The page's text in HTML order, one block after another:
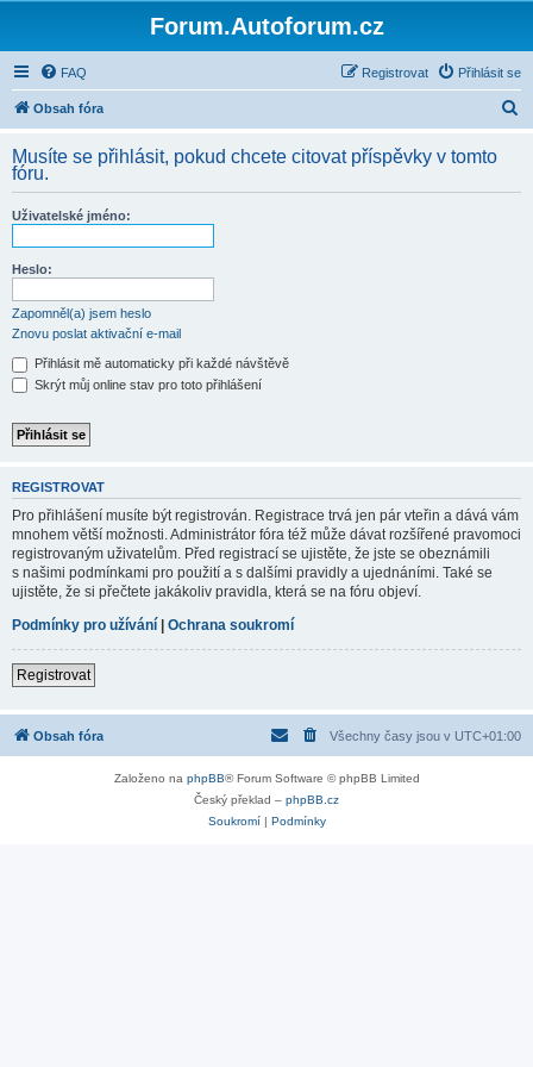
Forum.Autoforum.cz
FAQ Přihlásit se
Registrovat
Obsah fóra
d
Musíte se přihlásit, pokud chcete citovat příspěvky v tomto
fóru.
Uživatelské jméno:
Heslo:
Zapomněl(a) jsem heslo
Znovu poslat aktivační e-mail
Přihlásit mě automaticky při každé návštěvě
Skrýt můj online stav pro toto přihlášení
REGISTROVAT
Pro přihlášení musíte být registrován. Registrace trvá jen pár vteřin a dává vám
mnohem větší možnosti. Administrátor fóra též může dávat rozšířené pravomoci
registrovaným uživatelům. Před registrací se ujistěte, že jste se obeznámili
s našimi podmínkami pro použití a s dalšími pravidly a ujednáními. Také se
ujistěte, že si přečtete jakákoliv pravidla, která se na fóru objeví.
Podmínky pro užívání | Ochrana soukromí
Registrovat
Obsah fóra Všechny časy jsou v UTC+01:00
Založeno na phpBB® Forum Software © phpBB Limited
Český překlad – phpBB.cz
Soukromí| Podmínky